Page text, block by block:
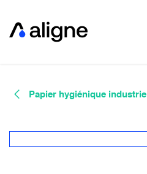
Papier hygiénique industriel